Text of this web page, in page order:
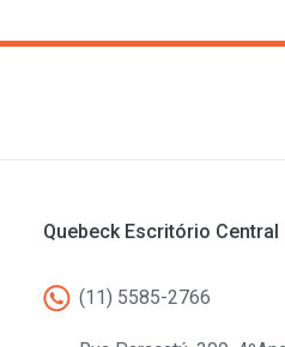
Quebeck Escritório Central
(11) 5585-2766